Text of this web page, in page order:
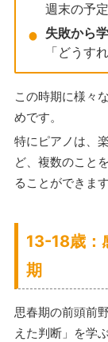
週末の予
失敗から
「どうす
この時期に様々
めです。
特にピアノは、
ど、複数のこと
ることができます
13-18歳：
期
思春期の前頭前
えた判断」を学